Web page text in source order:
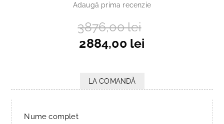
Adaugă prima recenzie
3876,00 lei
2884,00 lei
LA COMANDĂ
Nume complet